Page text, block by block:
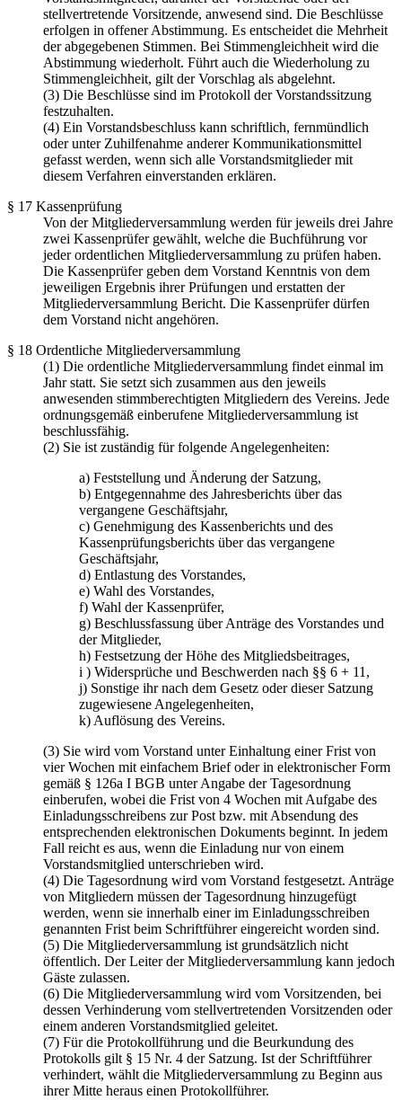
stellvertretende Vorsitzende, anwesend sind. Die Beschlüsse
erfolgen in offener Abstimmung. Es entscheidet die Mehrheit
der abgegebenen Stimmen. Bei Stimmengleichheit wird die
Abstimmung wiederholt. Führt auch die Wiederholung zu
Stimmengleichheit, gilt der Vorschlag als abgelehnt.
(3) Die Beschlüsse sind im Protokoll der Vorstandssitzung
festzuhalten.
(4) Ein Vorstandsbeschluss kann schriftlich, fernmündlich
oder unter Zuhilfenahme anderer Kommunikationsmittel
gefasst werden, wenn sich alle Vorstandsmitglieder mit
diesem Verfahren einverstanden erklären.
§ 17 Kassenprüfung
Von der Mitgliederversammlung werden für jeweils drei Jahre
zwei Kassenprüfer gewählt, welche die Buchführung vor
jeder ordentlichen Mitgliederversammlung zu prüfen haben.
Die Kassenprüfer geben dem Vorstand Kenntnis von dem
jeweiligen Ergebnis ihrer Prüfungen und erstatten der
Mitgliederversammlung Bericht. Die Kassenprüfer dürfen
dem Vorstand nicht angehören.
§ 18 Ordentliche Mitgliederversammlung
(1) Die ordentliche Mitgliederversammlung findet einmal im
Jahr statt. Sie setzt sich zusammen aus den jeweils
anwesenden stimmberechtigten Mitgliedern des Vereins. Jede
ordnungsgemäß einberufene Mitgliederversammlung ist
beschlussfähig.
(2) Sie ist zuständig für folgende Angelegenheiten:
a) Feststellung und Änderung der Satzung,
b) Entgegennahme des Jahresberichts über das
vergangene Geschäftsjahr,
c) Genehmigung des Kassenberichts und des
Kassenprüfungsberichts über das vergangene
Geschäftsjahr,
d) Entlastung des Vorstandes,
e) Wahl des Vorstandes,
f) Wahl der Kassenprüfer,
g) Beschlussfassung über Anträge des Vorstandes und
der Mitglieder,
h) Festsetzung der Höhe des Mitgliedsbeitrages,
i ) Widersprüche und Beschwerden nach §§ 6 + 11,
j) Sonstige ihr nach dem Gesetz oder dieser Satzung
zugewiesene Angelegenheiten,
k) Auflösung des Vereins.
(3) Sie wird vom Vorstand unter Einhaltung einer Frist von
vier Wochen mit einfachem Brief oder in elektronischer Form
gemäß § 126a I BGB unter Angabe der Tagesordnung
einberufen, wobei die Frist von 4 Wochen mit Aufgabe des
Einladungsschreibens zur Post bzw. mit Absendung des
entsprechenden elektronischen Dokuments beginnt. In jedem
Fall reicht es aus, wenn die Einladung nur von einem
Vorstandsmitglied unterschrieben wird.
(4) Die Tagesordnung wird vom Vorstand festgesetzt. Anträge
von Mitgliedern müssen der Tagesordnung hinzugefügt
werden, wenn sie innerhalb einer im Einladungsschreiben
genannten Frist beim Schriftführer eingereicht worden sind.
(5) Die Mitgliederversammlung ist grundsätzlich nicht
öffentlich. Der Leiter der Mitgliederversammlung kann jedoch
Gäste zulassen.
(6) Die Mitgliederversammlung wird vom Vorsitzenden, bei
dessen Verhinderung vom stellvertretenden Vorsitzenden oder
einem anderen Vorstandsmitglied geleitet.
(7) Für die Protokollführung und die Beurkundung des
Protokolls gilt § 15 Nr. 4 der Satzung. Ist der Schriftführer
verhindert, wählt die Mitgliederversammlung zu Beginn aus
ihrer Mitte heraus einen Protokollführer.